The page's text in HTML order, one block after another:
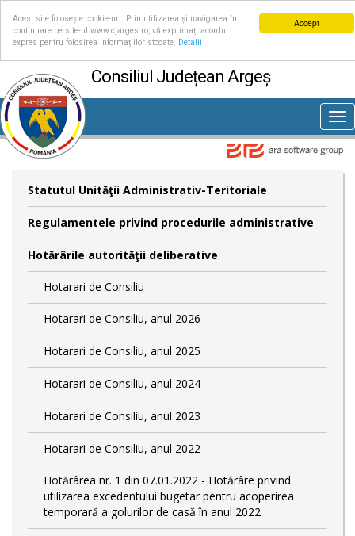
Accept
Acest site folosește cookie-uri. Prin utilizarea și navigarea în
continuare pe site-ul www.cjarges.ro, vă exprimați acordul
expres pentru folosirea informațiilor stocate.
Detalii
Consiliul Județean Argeș
Statutul Unităţii Administrativ-Teritoriale
Regulamentele privind procedurile administrative
Hotărârile autorităţii deliberative
Hotarari de Consiliu
Hotarari de Consiliu, anul 2026
Hotarari de Consiliu, anul 2025
Hotarari de Consiliu, anul 2024
Hotarari de Consiliu, anul 2023
Hotarari de Consiliu, anul 2022
Hotărârea nr. 1 din 07.01.2022 - Hotărâre privind
utilizarea excedentului bugetar pentru acoperirea
temporară a golurilor de casă în anul 2022